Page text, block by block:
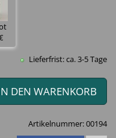
Lieferfrist: ca. 3-5 Tage
DEN WARENKORB
Artikelnummer:00194